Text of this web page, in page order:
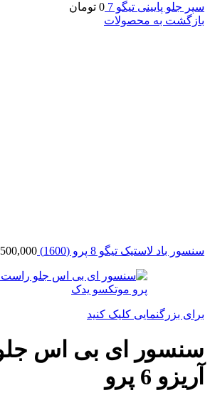
سپر جلو پایینی تیگو 7 0 تومان
بازگشت به محصولات
سنسور باد لاستیک تیگو 8 پرو (1600)
برای بزرگنمایی کلیک کنید
سنسور ای بی اس
آریزو 6 پرو